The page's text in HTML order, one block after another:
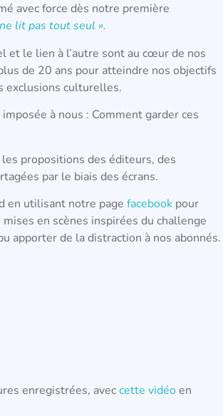
avec force dès notre première
lit pas tout seul ».
et le lien à l’autre sont au cœur de nos
de 20 ans pour atteindre nos objectifs
exclusions culturelles.
à nous : Comment garder ces
propositions des éditeurs, des
par le biais des écrans.
en utilisant notre page facebook pour
en scènes inspirées du challenge
apporter de la distraction à nos abonnés.
enregistrées, aveccette vidéoen